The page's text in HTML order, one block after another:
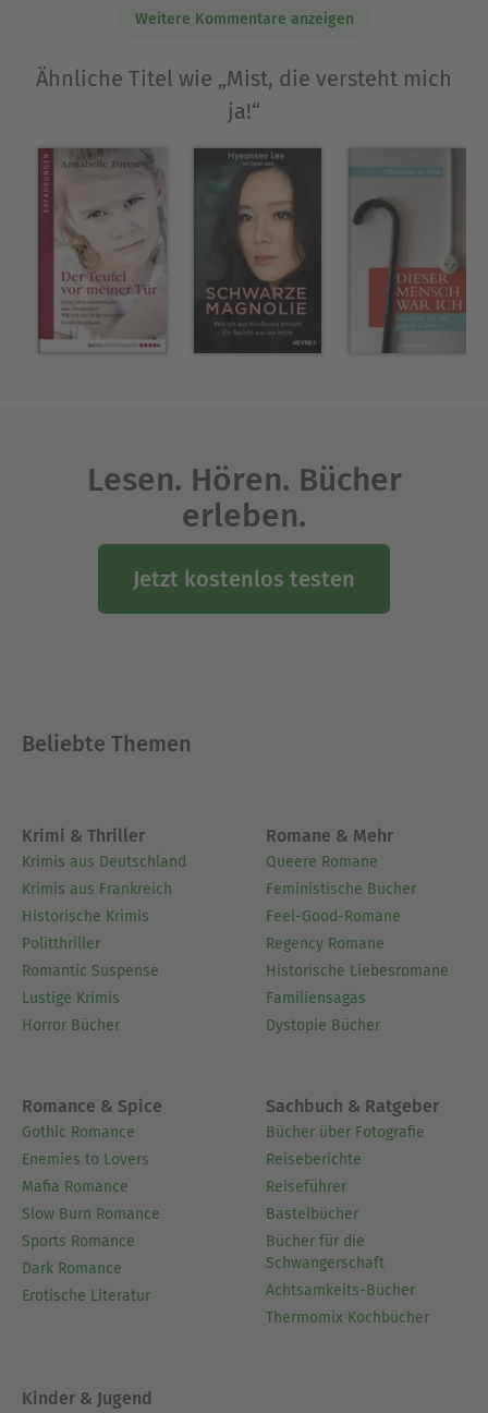
Kindern und Jugendlichen ist es ihr Anliegen,
Identität und individuellen Resilienz zu stärken.
Ausblenden
Weitere Kommentare anzeigen
Ähnliche Titel wie „Mist, die versteht mich
ja!“
Lesen. Hören. Bücher
erleben.
Jetzt kostenlos testen
Beliebte Themen
Krimi & Thriller
Krimis aus Deutschland
Krimis aus Frankreich
Historische Krimis
Politthriller
Romantic Suspense
Lustige Krimis
Horror Bücher
Romane & Mehr
Queere Romane
Feministische Bücher
Feel-Good-Romane
Regency Romane
Historische Liebesromane
Familiensagas
Dystopie Bücher
Romance & Spice
Gothic Romance
Enemies to Lovers
Mafia Romance
Slow Burn Romance
Sports Romance
Dark Romance
Erotische Literatur
Sachbuch & Ratgeber
Bücher über Fotografie
Reiseberichte
Reiseführer
Bastelbücher
Bücher für die
Schwangerschaft
Achtsamkeits-Bücher
Thermomix Kochbücher
Kinder & Jugend